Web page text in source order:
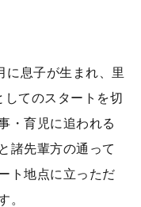
に息子が生まれ、里
てのスタートを切
・育児に追われる
諸先輩方の通って
ト地点に立っただ
。